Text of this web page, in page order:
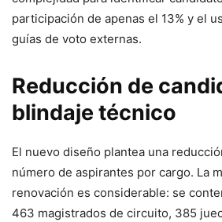
participación de apenas el 13% y el
guías de voto externas.
Reducción de
blindaje técnico
El nuevo diseño plantea una
número de aspirantes por cargo. La
renovación es considerable: se
463 magistrados de circuito, 385